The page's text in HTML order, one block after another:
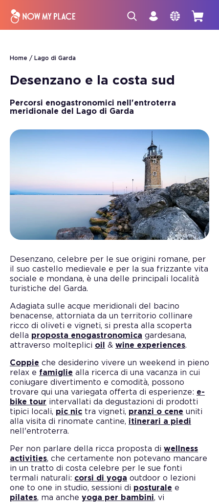
Home Lago di Garda
Desenzano e la costa sud
Percorsi enogastronomici nell'entroterra
meridionale del Lago di Garda
Desenzano, celebre per le sue origini romane, per
il suo castello medievale e per la sua frizzante vita
sociale e mondana, è una delle principali località
turistiche del Garda.
Adagiata sulle acque meridionali del bacino
benacense, attorniata da un territorio collinare
ricco di oliveti e vigneti, si presta alla scoperta
della proposta enogastronomica gardesana,
attraverso molteplici oil & wine experiences.
Coppie che desiderino vivere un weekend in pieno
relax e famiglie alla ricerca di una vacanza in cui
coniugare divertimento e comodità, possono
trovare qui una variegata offerta di esperienze: e-
bike tour intervallati da degustazioni di prodotti
tipici locali, pic nic tra vigneti, pranzi o cene uniti
alla visita di rinomate cantine, itinerari a piedi
nell'entroterra.
Per non parlare della ricca proposta di wellness
activities, che certamente non potevano mancare
in un tratto di costa celebre per le sue fonti
termali naturali: corsi di yoga outdoor o lezioni
one to one in studio, sessioni di posturale e
pilates, ma anche yoga per bambini, vi